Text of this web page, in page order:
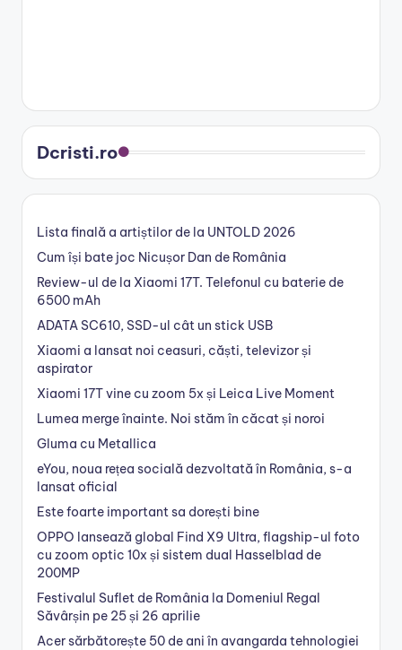
Dcristi.ro
Lista finală a artiștilor de la UNTOLD 2026
Cum își bate joc Nicușor Dan de România
Review-ul de la Xiaomi 17T. Telefonul cu baterie de
6500 mAh
ADATA SC610, SSD-ul cât un stick USB
Xiaomi a lansat noi ceasuri, căști, televizor și
aspirator
Xiaomi 17T vine cu zoom 5x și Leica Live Moment
Lumea merge înainte. Noi stăm în căcat și noroi
Gluma cu Metallica
eYou, noua rețea socială dezvoltată în România, s-a
lansat oficial
Este foarte important sa dorești bine
OPPO lansează global Find X9 Ultra, flagship-ul foto
cu zoom optic 10x și sistem dual Hasselblad de
200MP
Festivalul Suflet de România la Domeniul Regal
Săvârșin pe 25 și 26 aprilie
Acer sărbătorește 50 de ani în avangarda tehnologiei